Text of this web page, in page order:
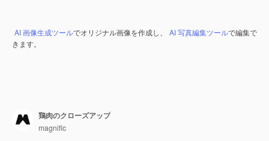
AI 画像生成ツールでオリジナル画像を作成し、 AI 写真編集ツールで編集で
きます。
鶏肉のクローズアップ
magnific